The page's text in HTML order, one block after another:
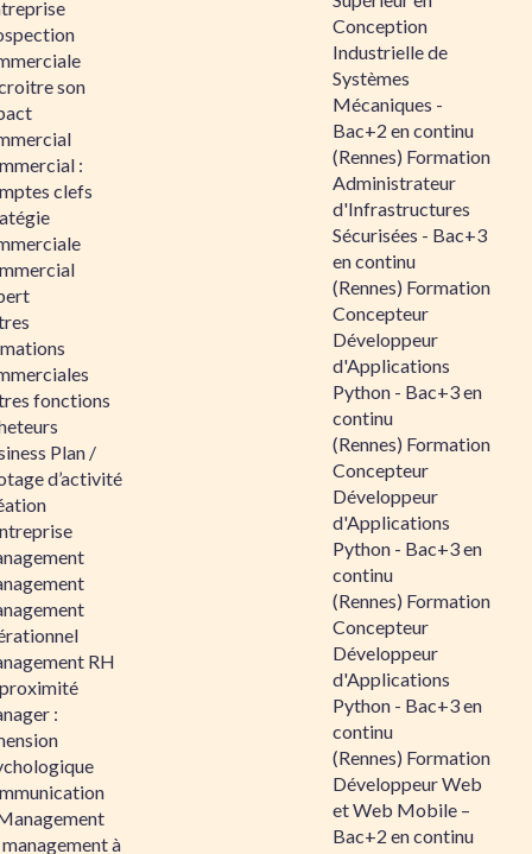
son
:
clefs
fonctions
Plan /
d’activité
RH
:
à
Conception
Industrielle de
Systèmes
Mécaniques -
Bac+2 en continu
(Rennes) Formation
Administrateur
d'Infrastructures
Sécurisées - Bac+3
en continu
(Rennes) Formation
Concepteur
Développeur
d'Applications
Python - Bac+3 en
continu
(Rennes) Formation
Concepteur
Développeur
d'Applications
Python - Bac+3 en
continu
(Rennes) Formation
Concepteur
Développeur
d'Applications
Python - Bac+3 en
continu
(Rennes) Formation
Développeur Web
et Web Mobile –
Bac+2 en continu